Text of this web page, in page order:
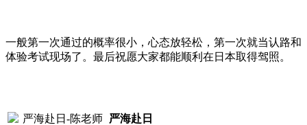
一般第一次通过的概率很小，心态放轻松，第一次就当认路和
体验考试现场了。最后祝愿大家都能顺利在日本取得驾照。
严海赴日